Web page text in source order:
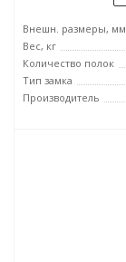
Внешн. размеры,
Вес, кг
Количество полок
Тип замка
Производитель